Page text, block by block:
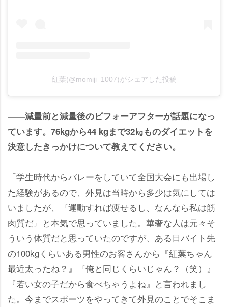
紅葉(@momiji_1007)がシェアした投稿
――減量前と減量後のビフォーアフターが話題になっ
ています。76kgから44 kgまで32㎏ものダイエットを
決意したきっかけについて教えてください。
「学生時代からバレーをしていて全国大会にも出場し
た経験があるので、外見は当時から多少は気にしては
いましたが、『運動すれば痩せるし、なんなら私は筋
肉質だ』と本気で思っていました。華奢な人は元々そ
ういう体質だと思っていたのですが、ある日バイト先
の100kgくらいある男性のお客さんから『紅葉ちゃん
最近太ったね？』『俺と同じくらいじゃん？（笑）』
『若い女の子だから食べちゃうよね』と言われまし
た。今までスポーツをやってきて外見のことでそこま